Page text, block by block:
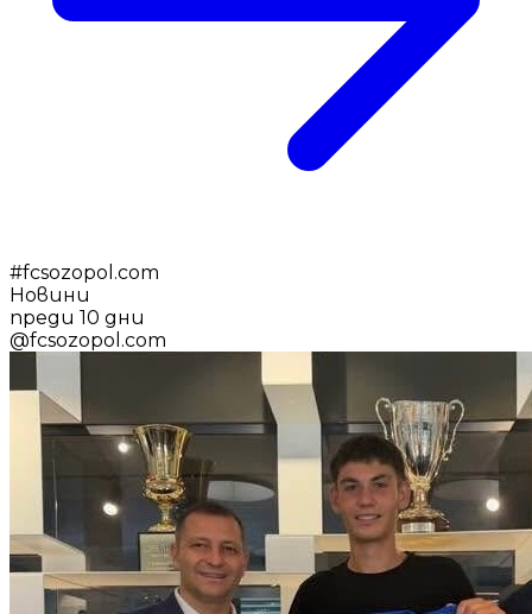
#fcsozopol.com
Новини
преди 10 дни
@fcsozopol.com